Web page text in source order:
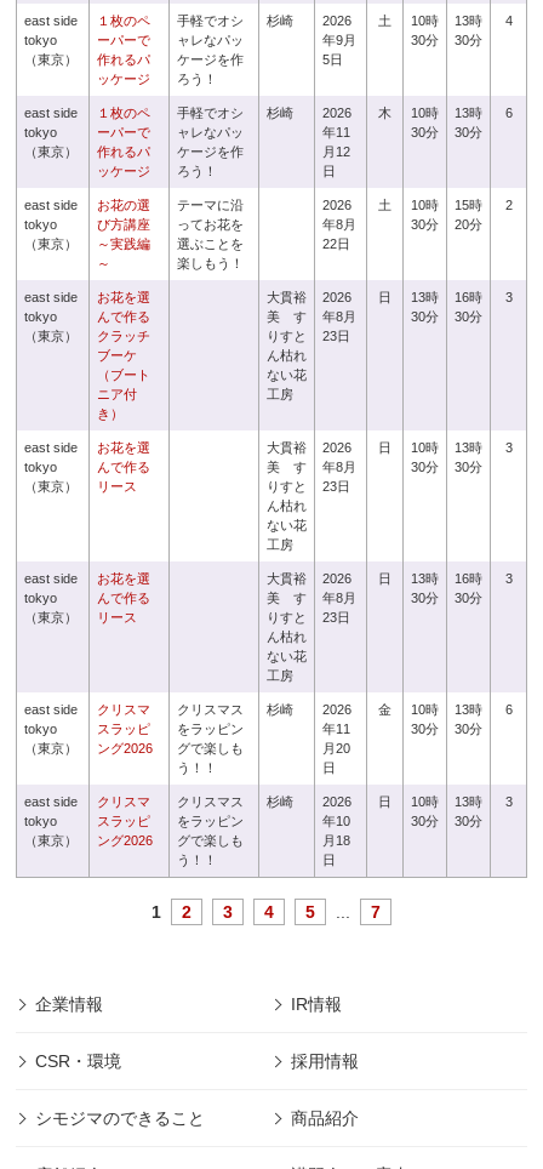
east side
tokyo
（東京）
１枚のペ
ーパーで
作れるパ
ッケージ
手軽でオシ
ャレなパッ
ケージを作
ろう！
杉崎
2026
年9月
5日
土
10時
30分
13時
30分
4
east side
tokyo
（東京）
１枚のペ
ーパーで
作れるパ
ッケージ
手軽でオシ
ャレなパッ
ケージを作
ろう！
杉崎
2026
年11
月12
日
木
10時
30分
13時
30分
6
east side
tokyo
（東京）
お花の選
び方講座
～実践編
～
テーマに沿
ってお花を
選ぶことを
楽しもう！
2026
年8月
22日
土
10時
30分
15時
20分
2
east side
tokyo
（東京）
お花を選
んで作る
クラッチ
ブーケ
（ブート
ニア付
き）
大貫裕
美 す
りすと
ん枯れ
ない花
工房
2026
年8月
23日
日
13時
30分
16時
30分
3
east side
tokyo
（東京）
お花を選
んで作る
リース
大貫裕
美 す
りすと
ん枯れ
ない花
工房
2026
年8月
23日
日
10時
30分
13時
30分
3
east side
tokyo
（東京）
お花を選
んで作る
リース
大貫裕
美 す
りすと
ん枯れ
ない花
工房
2026
年8月
23日
日
13時
30分
16時
30分
3
east side
tokyo
（東京）
クリスマ
スラッピ
ング2026
クリスマス
をラッピン
グで楽しも
う！！
杉崎
2026
年11
月20
日
金
10時
30分
13時
30分
6
east side
tokyo
（東京）
クリスマ
スラッピ
ング2026
クリスマス
をラッピン
グで楽しも
う！！
杉崎
2026
年10
月18
日
日
10時
30分
13時
30分
3
1 2 3 4 5 7
企業情報 IR情報
CSR・環境 採用情報
シモジマのできること 商品紹介